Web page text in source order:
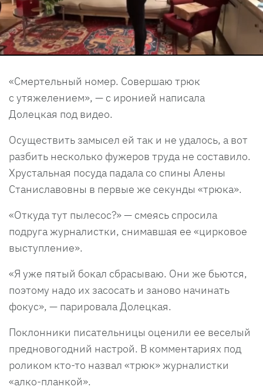
«Смертельный номер. Совершаю трюк
с утяжелением», — с иронией написала
Долецкая под видео.
Осуществить замысел ей так и не удалось, а вот
разбить несколько фужеров труда не составило.
Хрустальная посуда падала со спины Алены
Станиславовны в первые же секунды «трюка».
«Откуда тут пылесос?» — смеясь спросила
подруга журналистки, снимавшая ее «цирковое
выступление».
«Я уже пятый бокал сбрасываю. Они же бьются,
поэтому надо их засосать и заново начинать
фокус», — парировала Долецкая.
Поклонники писательницы оценили ее веселый
предновогодний настрой. В комментариях под
роликом кто-то назвал «трюк» журналистки
«алко-планкой».